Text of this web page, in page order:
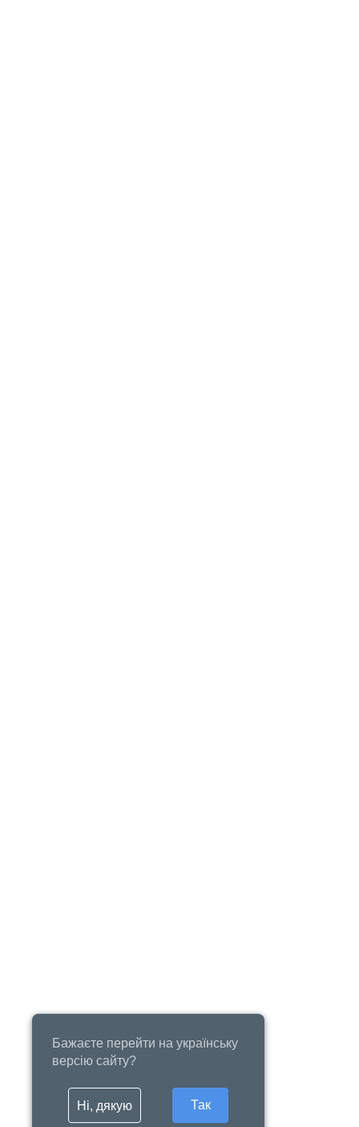
Бажаєте перейти на українську
версію сайту?
Ні, дякую Так